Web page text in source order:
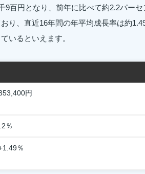
9百円となり、前年に比べて約2.2パー
り、直近16年間の年平均成長率は約
いるといえます。
円
％
％